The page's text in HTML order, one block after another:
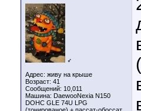
♂
Адрес: живу на крыше
Возраст: 41
Сообщений: 10,011
Машина: DaewooNexia N150
DOHC GLE 74U LPG